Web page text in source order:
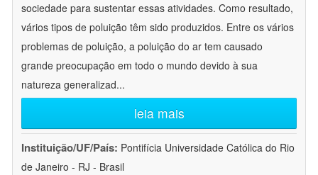
sociedade para sustentar essas atividades. Como resultado,
vários tipos de poluição têm sido produzidos. Entre os vários
problemas de poluição, a poluição do ar tem causado
grande preocupação em todo o mundo devido à sua
natureza generalizad...
leia mais
Instituição/UF/País: Pontifícia Universidade Católica do Rio
de Janeiro - RJ - Brasil